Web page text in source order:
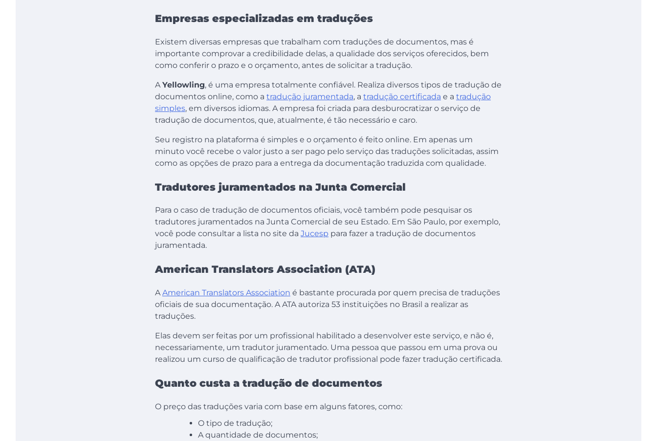
Empresas especializadas em traduções
Existem diversas empresas que trabalham com traduções de documentos, mas é
importante comprovar a credibilidade delas, a qualidade dos serviços oferecidos, bem
como conferir o prazo e o orçamento, antes de solicitar a tradução.
A Yellowling, é uma empresa totalmente confiável. Realiza diversos tipos de tradução de
documentos online, como a tradução juramentada, a tradução certificada e a tradução
simples, em diversos idiomas. A empresa foi criada para desburocratizar o serviço de
tradução de documentos, que, atualmente, é tão necessário e caro.
Seu registro na plataforma é simples e o orçamento é feito online. Em apenas um
minuto você recebe o valor justo a ser pago pelo serviço das traduções solicitadas, assim
como as opções de prazo para a entrega da documentação traduzida com qualidade.
Tradutores juramentados na Junta Comercial
Para o caso de tradução de documentos oficiais, você também pode pesquisar os
tradutores juramentados na Junta Comercial de seu Estado. Em São Paulo, por exemplo,
você pode consultar a lista no site da Jucesp para fazer a tradução de documentos
juramentada.
American Translators Association (ATA)
AAmerican Translators Association é bastante procurada por quem precisa de traduções
oficiais de sua documentação. A ATA autoriza 53 instituições no Brasil a realizar as
traduções.
Elas devem ser feitas por um profissional habilitado a desenvolver este serviço, e não é,
necessariamente, um tradutor juramentado. Uma pessoa que passou em uma prova ou
realizou um curso de qualificação de tradutor profissional pode fazer tradução certificada.
Quanto custa a tradução de documentos
O preço das traduções varia com base em alguns fatores, como:
O tipo de tradução;
A quantidade de documentos;